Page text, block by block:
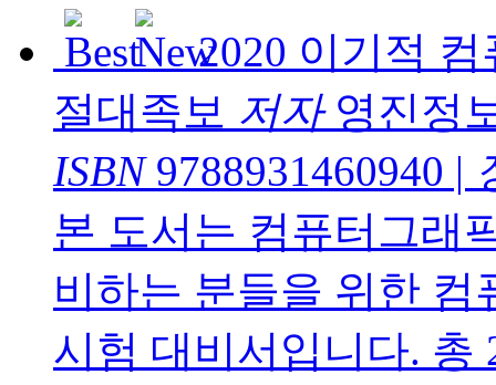
2020 이기적
절대족보 저자영진정
ISBN9788931460940 |
본 도서는 컴퓨터그래
비하는 분들을 위한
시험 대비서입니다. 총